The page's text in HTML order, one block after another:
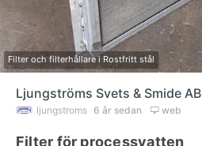
Filter och filterhållare i Rostfritt stål
Ljungströms Svets & Smide AB
ljungstroms 6 år sedan web
Filter för processvatten